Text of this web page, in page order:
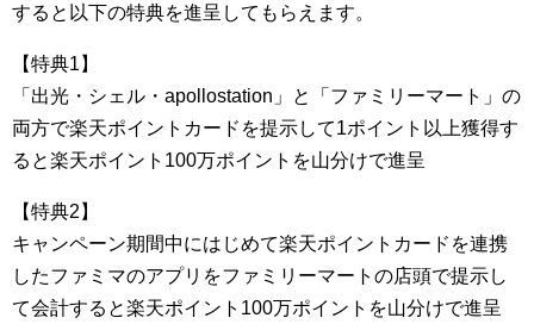
すると以下の特典を進呈してもらえます。
【特典1】
「出光・シェル・apollostation」と「ファミリーマート」の
両方で楽天ポイントカードを提示して1ポイント以上獲得す
ると楽天ポイント100万ポイントを山分けで進呈
【特典2】
キャンペーン期間中にはじめて楽天ポイントカードを連携
したファミマのアプリをファミリーマートの店頭で提示し
て会計すると楽天ポイント100万ポイントを山分けで進呈